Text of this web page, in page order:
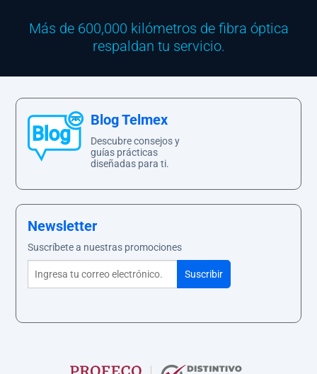
Más de 600,000 kilómetros de fibra óptica
respaldan tu servicio.
Blog Telmex
Descubre consejos y
guías prácticas
diseñadas para ti.
Newsletter
Suscríbete a nuestras promociones